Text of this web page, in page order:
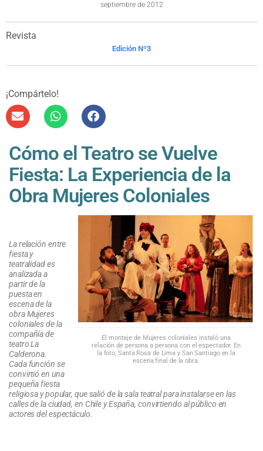
septiembre de 2012
Revista
Edición Nº3
¡Compártelo!
Cómo el Teatro se Vuelve
Fiesta: La Experiencia de la
Obra Mujeres Coloniales
El montaje de Mujeres coloniales instaló una
relación de persona a persona con el espectador. En
la foto, Santa Rosa de Lima y San Santiago en la
escena final de la obra.
La relación entre
fiesta y
teatralidad es
analizada a
partir de la
puesta en
escena de la
obra Mujeres
coloniales de la
compañía de
teatro La
Calderona.
Cada función se
convirtió en una
pequeña fiesta
religiosa y popular, que salió de la sala teatral para instalarse en las
calles de la ciudad, en Chile y España, convirtiendo al público en
actores del espectáculo.